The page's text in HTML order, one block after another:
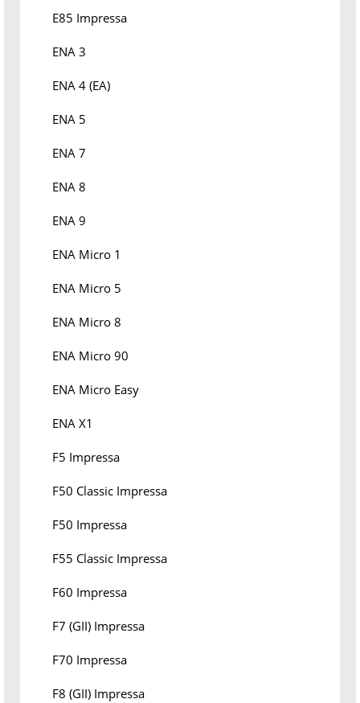
E85 Impressa
ENA 3
ENA 4 (EA)
ENA 5
ENA 7
ENA 8
ENA 9
ENA Micro 1
ENA Micro 5
ENA Micro 8
ENA Micro 90
ENA Micro Easy
ENA X1
F5 Impressa
F50 Classic Impressa
F50 Impressa
F55 Classic Impressa
F60 Impressa
F7 (GII) Impressa
F70 Impressa
F8 (GII) Impressa